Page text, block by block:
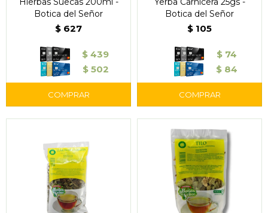
Botica del Señor
$ 627
$ 439
$ 502
Botica del Señor
$ 105
$ 74
$ 84